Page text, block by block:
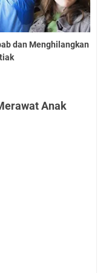
dan Menghilangkan
Anak